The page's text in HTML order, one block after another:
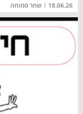
18.06.26
| שחר סמוחה